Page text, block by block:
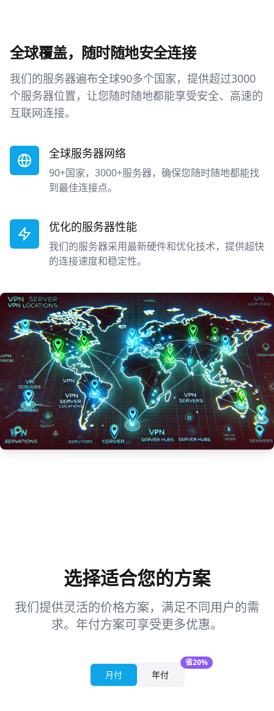
全球覆盖，随时随地安全连接
我们的服务器遍布全球90多个国家，提供超过3000
个服务器位置，让您随时随地都能享受安全、高速的
互联网连接。
全球服务器网络
90+国家，3000+服务器，确保您随时随地都能找
到最佳连接点。
优化的服务器性能
我们的服务器采用最新硬件和优化技术，提供超快
的连接速度和稳定性。
选择适合您的方案
我们提供灵活的价格方案，满足不同用户的需
求。年付方案可享受更多优惠。
月付 年付
省20%